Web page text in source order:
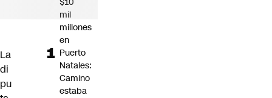
La
di
pu
mil
millones
en
Puerto
Natales:
Camino
estaba